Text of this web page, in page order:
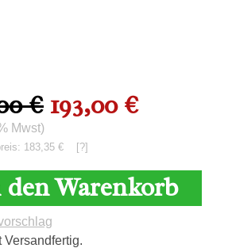
€ 193,00 €
Mwst)
183,35 € [?]
Warenkorb
Versandfertig.